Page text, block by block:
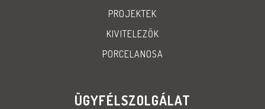
PROJEKTEK
KIVITELEZŐK
PORCELANOSA
ÜGYFÉLSZOLGÁLAT